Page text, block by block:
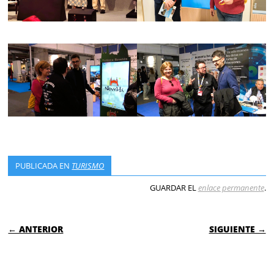
PUBLICADA EN TURISMO
GUARDAR EL enlace permanente.
NAVEGACIÓN DE ENTRADAS
← ANTERIOR SIGUIENTE →